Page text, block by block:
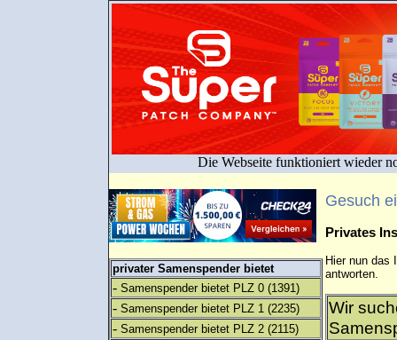
Die Webseite funktioniert wieder
privater Samenspender bietet
- Samenspender bietet PLZ 0 (1391)
- Samenspender bietet PLZ 1 (2235)
- Samenspender bietet PLZ 2 (2115)
Gesuch
Privates
Hier nun das
antworten.
Wir